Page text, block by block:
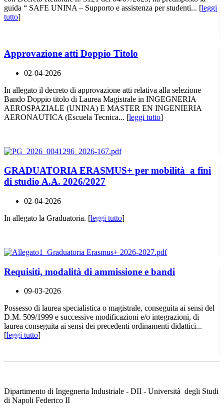
guida “ SAFE UNINA – Supporto e assistenza per studenti... [leggi
tutto]
Approvazione atti Doppio Titolo
02-04-2026
In allegato il decreto di approvazione atti relativa alla selezione
Bando Doppio titolo di Laurea Magistrale in INGEGNERIA
AEROSPAZIALE (UNINA) E MASTER EN INGENIERIA
AERONAUTICA (Escuela Tecnica... [leggi tutto]
GRADUATORIA ERASMUS+ per mobilità a fini
di studio A.A. 2026/2027
02-04-2026
In allegato la Graduatoria. [leggi tutto]
Requisiti, modalità di ammissione e bandi
09-03-2026
Possesso di laurea specialistica o magistrale, conseguita ai sensi del
D.M. 509/1999 e successive modificazioni e/o integrazioni, di
laurea conseguita ai sensi dei precedenti ordinamenti didattici...
[leggi tutto]
Dipartimento di Ingegneria Industriale - DII - Università degli Studi
di Napoli Federico II